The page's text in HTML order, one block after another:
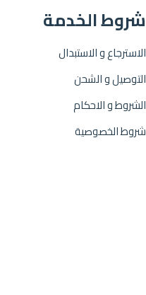
شروط الخدمة
الاسترجاع و الاستبدال
التوصيل و الشحن
الشروط و الاحكام
شروط الخصوصية